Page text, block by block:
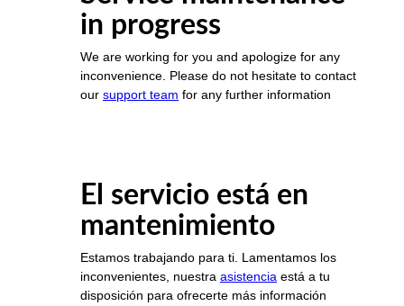
in progress
We are working for you and apologize for any
inconvenience. Please do not hesitate to contact
our support team for any further information
El servicio está en
mantenimiento
Estamos trabajando para ti. Lamentamos los
inconvenientes, nuestra asistencia está a tu
disposición para ofrecerte más información